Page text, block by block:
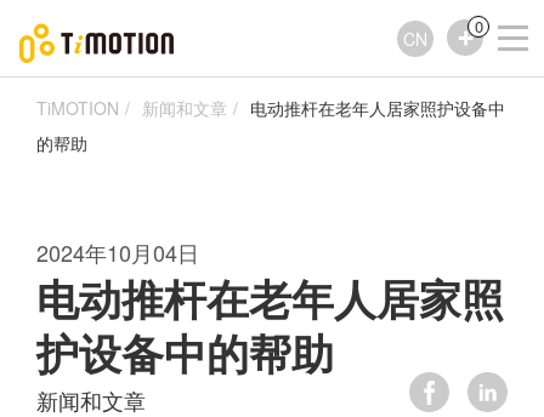
CN
0
TiMOTION 新闻和文章
电动推杆在老年人居家照护设备中
的帮助
2024年10月04日
电动推杆在老年人居家照
护设备中的帮助
新闻和文章